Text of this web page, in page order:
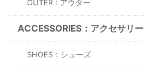
OUTER : アウター
ACCESSORIES：アクセサリー
SHOES：シューズ